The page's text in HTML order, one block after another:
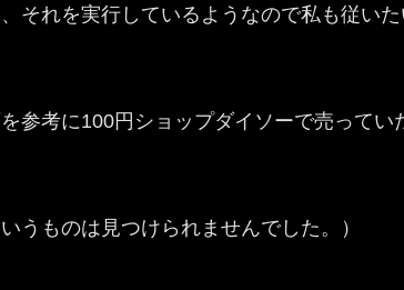
それを実行しているようなので私も従いた
参考に100円ショップダイソーで売ってい
うものは見つけられませんでした。）